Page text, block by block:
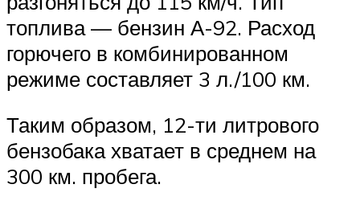
топлива — бензин А-92. Расход
горючего в комбинированном
режиме составляет 3 л./100 км.
Таким образом, 12-ти литрового
бензобака хватает в среднем на
300 км. пробега.